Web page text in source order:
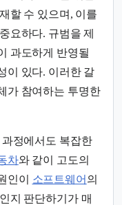
할 수 있으며, 이를
요하다. 규범을 제
과도하게 반영될
이 있다. 이러한 갈
가 참여하는 투명한
정에서도 복잡한
차와 같이 고도의
인이 소프트웨어 의
지 판단하기가 매